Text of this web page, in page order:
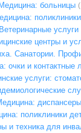
Медицина: больницы
поликлиники
Ветеринарные услуги
центры и
Санатории.
очки и контактные
услуги:
диспансеры
поликлиники
и техника для